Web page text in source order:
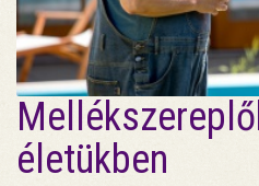
életükben